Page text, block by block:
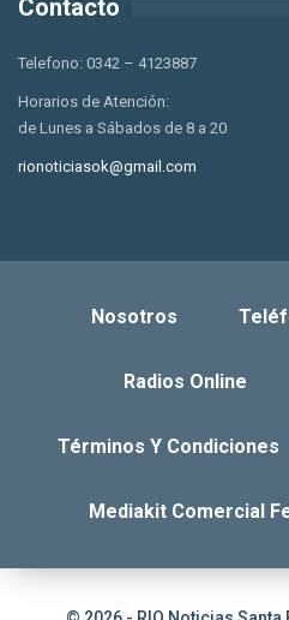
Contacto
Telefono: 0342 – 4123887
Horarios de Atención:
de Lunes a Sábados de 8 a 20
rionoticiasok@gmail.com
Nosotros
Radios Online
Términos Y Condiciones
Mediakit Comercial